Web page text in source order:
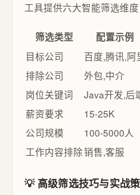
工具提供六大智能筛选维度
筛选类型 配置示例
目标公司
百度,腾讯,阿
排除公司
外包,中介
岗位关键词
Java开发,后
薪资要求
15-25K
公司规模
100-5000人
工作内容排除销售,客服
💡 高级筛选技巧与实战